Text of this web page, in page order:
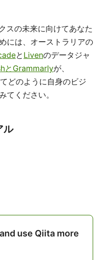
スの未来に向けてあなた
には、オーストラリアの
と Livenのデータジャ
とGrammarlyが、
どのように自身のビジ
てください。
ル
use Qiita more